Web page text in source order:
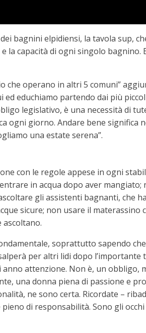
bagnini elpidiensi, la tavola sup,
la capacità di ogni singolo
che operano in altri 5 comuni”
ed educhiamo partendo dai più
legislativo, è una necessità di
ogni giorno. Andare bene
una estate serena”.
con le regole appese in ogni
in acqua dopo aver
gli assistenti bagnanti, che
sicure; non usare il
ascoltano.
soprattutto sapendo
per altri lidi dopo
attenzione. Non è, un obbligo,
una donna piena di passione e
ne sono certa. Ricordate –
di responsabilità. Sono gli